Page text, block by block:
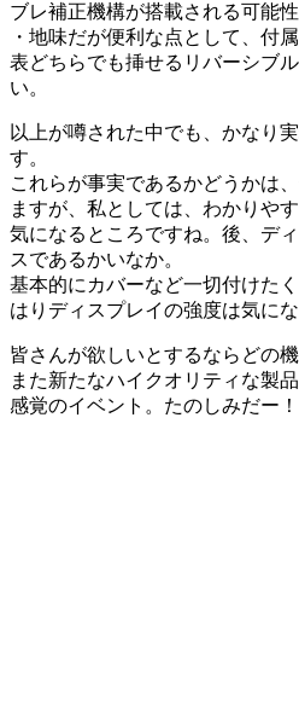
ブレ補正機構が搭載される可能性
・地味だが便利な点として、付
表どちらでも挿せるリバーシブ
い。
以上が噂された中でも、かなり
す。
これらが事実であるかどうかは
ますが、私としては、わかりや
気になるところですね。後、デ
スであるかいなか。
基本的にカバーなど一切付けた
はりディスプレイの強度は気にな
皆さんが欲しいとするならどの
また新たなハイクオリティな製
感覚のイベント。たのしみだー！